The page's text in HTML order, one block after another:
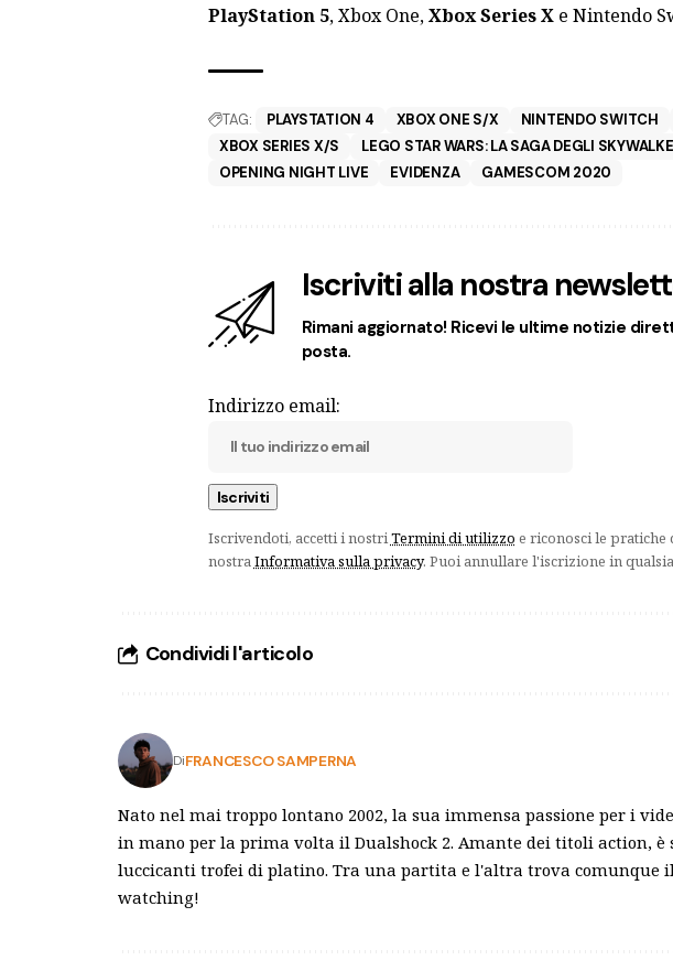
PlayStation 5, Xbox One,Xbox Series Xe Nintendo
TAG: PLAYSTATION 4 XBOX ONE S/X NINTENDO SWITCH
XBOX SERIES X/S
LEGO STAR WARS: LA SAGA DEGLI
OPENING NIGHT LIVE
EVIDENZA GAMESCOM 2020
Iscriviti alla nostra
Rimani aggiornato! Ricevi le ultime notizie
posta.
Indirizzo email:
Iscrivendoti, accetti i nostriTermini di utilizzo e riconosci le pratiche
nostraInformativa sulla privacy. Puoi annullare l'iscrizione in
Condividi l'articolo
DiFRANCESCO SAMPERNA
Nato nel mai troppo lontano 2002, la sua immensa passione per i
in mano per la prima volta il Dualshock 2. Amante dei titoli action, è
luccicanti trofei di platino. Tra una partita e l'altra trova comunque
watching!